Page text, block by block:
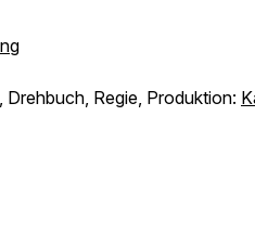
Regie, Produktion: